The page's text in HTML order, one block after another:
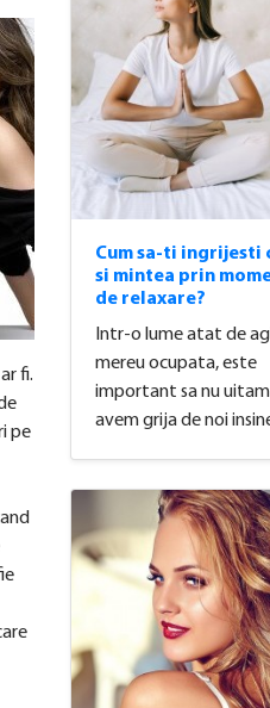
fi.
pe
Cum sa-ti ingrijesti
si mintea prin
de relaxare?
Intr-o lume atat de
mereu ocupata, este
important sa nu uitam
avem grija de noi